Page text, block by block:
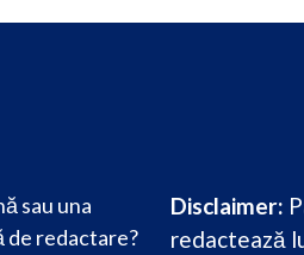
sau una
de redactare?
Disclaimer:
redactează